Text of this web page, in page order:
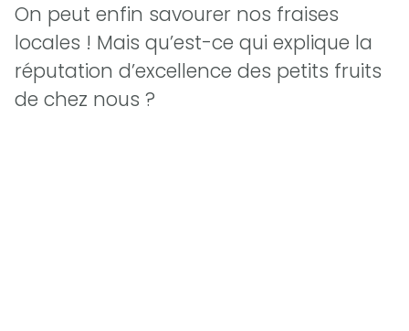
On peut enfin savourer nos fraises
locales ! Mais qu’est-ce qui explique la
réputation d’excellence des petits fruits
de chez nous ?